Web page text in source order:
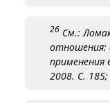
26 См.:
отношения:
применения
2008. С. 185;